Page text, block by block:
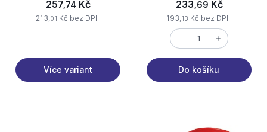
257,74 Kč
213,01 Kč bez DPH
Více variant
233,69 Kč
193,13 Kč bez DPH
Do košíku